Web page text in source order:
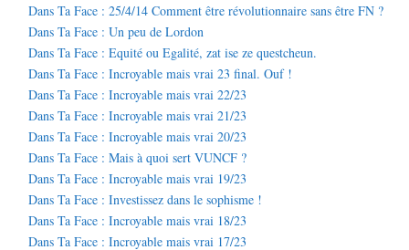
Dans Ta Face : 25/4/14 Comment être révolutionnaire sans être FN ?
Dans Ta Face : Un peu de Lordon
Dans Ta Face : Equité ou Egalité, zat ise ze questcheun.
Dans Ta Face : Incroyable mais vrai 23 final. Ouf !
Dans Ta Face : Incroyable mais vrai 22/23
Dans Ta Face : Incroyable mais vrai 21/23
Dans Ta Face : Incroyable mais vrai 20/23
Dans Ta Face : Mais à quoi sert VUNCF ?
Dans Ta Face : Incroyable mais vrai 19/23
Dans Ta Face : Investissez dans le sophisme !
Dans Ta Face : Incroyable mais vrai 18/23
Dans Ta Face : Incroyable mais vrai 17/23